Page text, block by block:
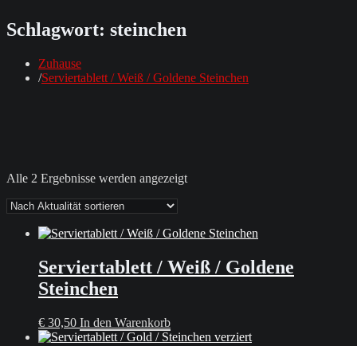
Schlagwort: steinchen
Zuhause
Serviertablett / Weiß / Goldene Steinchen
Alle 2 Ergebnisse werden angezeigtNach
Serviertablett / Weiß / Goldene
Steinchen
€ 30,50 In den Warenkorb